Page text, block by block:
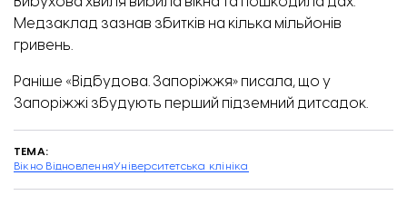
Медзаклад зазнав збитків на кілька мільйонів
гривень.
Раніше «Відбудова. Запоріжжя» писала, що у
Запоріжжі збудують перший підземний дитсадок.
ТЕМА:
Вікно ВідновленняУніверситетська клініка